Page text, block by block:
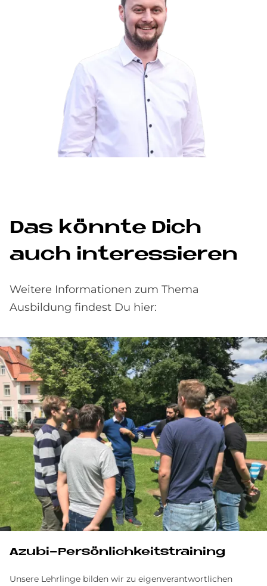
Das könn­te Dich
auch in­ter­es­sie­ren
Weitere Informationen zum Thema
Ausbildung findest Du hier:
Azubi-Persönlichkeitstraining
Unsere Lehrlinge bilden wir zu eigenverantwortlichen